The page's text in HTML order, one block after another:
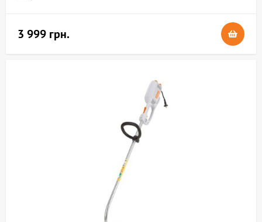
3 999 грн.